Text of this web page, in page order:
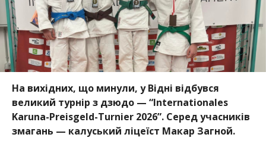
На вихідних, що минули, у Відні відбувся
великий турнір з дзюдо — “Internationales
Karuna-Preisgeld-Turnier 2026”. Серед учасників
змагань — калуський ліцеїст Макар Загной.